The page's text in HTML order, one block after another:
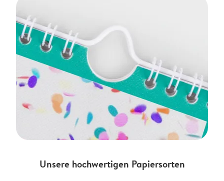
Unsere hochwertigen Papiersorten